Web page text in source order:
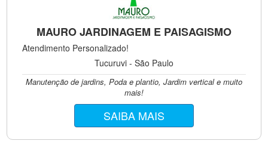
MAURO JARDINAGEM E PAISAGISMO
Atendimento Personalizado!
Tucuruvi - São Paulo
Manutenção de jardins, Poda e plantio, Jardim vertical e muito
mais!
SAIBA MAIS